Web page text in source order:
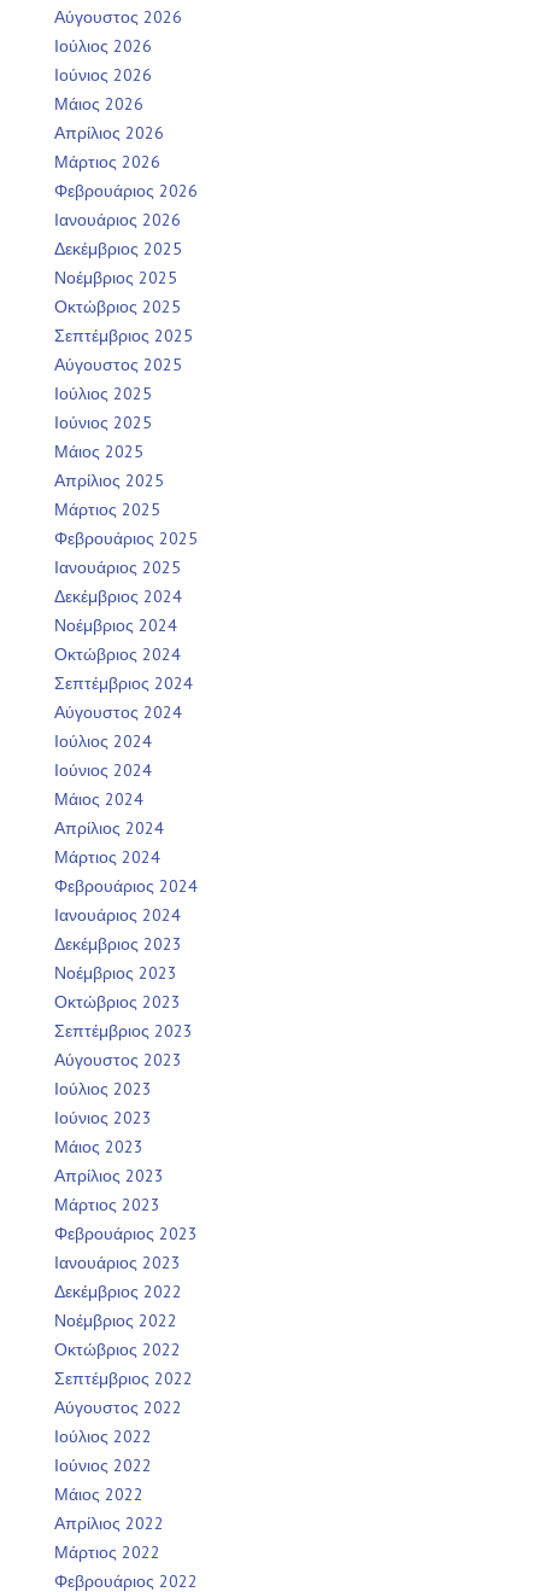
Αύγουστος 2026
Ιούλιος 2026
Ιούνιος 2026
Μάιος 2026
Απρίλιος 2026
Μάρτιος 2026
Φεβρουάριος 2026
Ιανουάριος 2026
Δεκέμβριος 2025
Νοέμβριος 2025
Οκτώβριος 2025
Σεπτέμβριος 2025
Αύγουστος 2025
Ιούλιος 2025
Ιούνιος 2025
Μάιος 2025
Απρίλιος 2025
Μάρτιος 2025
Φεβρουάριος 2025
Ιανουάριος 2025
Δεκέμβριος 2024
Νοέμβριος 2024
Οκτώβριος 2024
Σεπτέμβριος 2024
Αύγουστος 2024
Ιούλιος 2024
Ιούνιος 2024
Μάιος 2024
Απρίλιος 2024
Μάρτιος 2024
Φεβρουάριος 2024
Ιανουάριος 2024
Δεκέμβριος 2023
Νοέμβριος 2023
Οκτώβριος 2023
Σεπτέμβριος 2023
Αύγουστος 2023
Ιούλιος 2023
Ιούνιος 2023
Μάιος 2023
Απρίλιος 2023
Μάρτιος 2023
Φεβρουάριος 2023
Ιανουάριος 2023
Δεκέμβριος 2022
Νοέμβριος 2022
Οκτώβριος 2022
Σεπτέμβριος 2022
Αύγουστος 2022
Ιούλιος 2022
Ιούνιος 2022
Μάιος 2022
Απρίλιος 2022
Μάρτιος 2022
Φεβρουάριος 2022